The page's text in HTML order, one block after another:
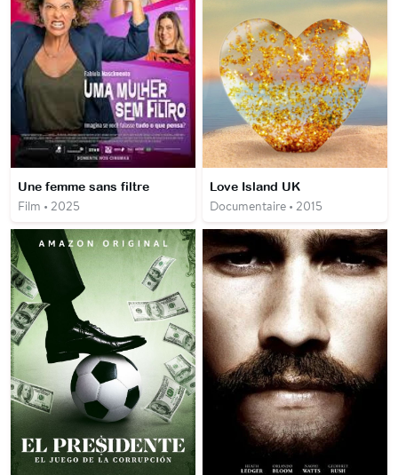
Une femme sans filtre
Film • 2025
Love Island UK
Documentaire • 2015